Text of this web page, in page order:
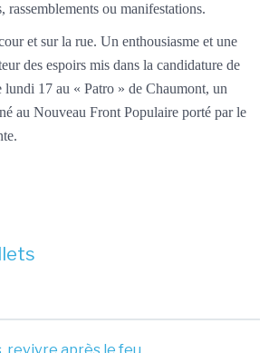
rassemblements ou manifestations.
et sur la rue. Un enthousiasme et une
des espoirs mis dans la candidature de
17 au « Patro » de Chaumont, un
au Nouveau Front Populaire porté par le